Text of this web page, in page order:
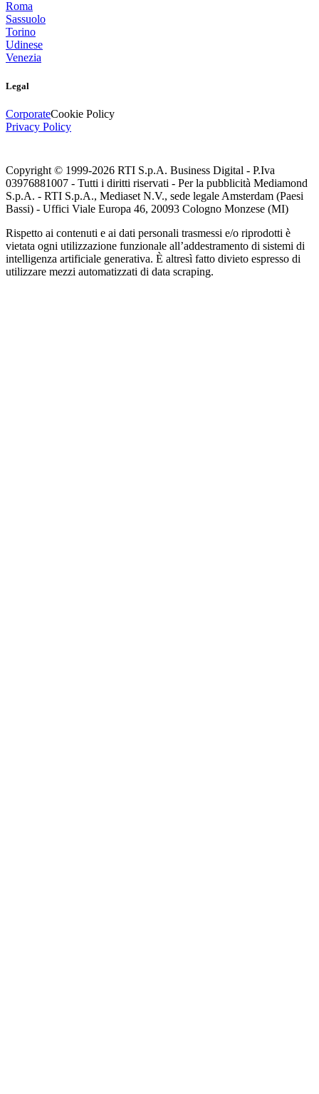
Roma
Sassuolo
Torino
Udinese
Venezia
Legal
CorporateCookie Policy
Privacy Policy
Copyright © 1999-2026 RTI S.p.A. Business Digital - P.Iva
03976881007 - Tutti i diritti riservati - Per la pubblicità Mediamond
S.p.A. - RTI S.p.A., Mediaset N.V., sede legale Amsterdam (Paesi
Bassi) - Uffici Viale Europa 46, 20093 Cologno Monzese (MI)
Rispetto ai contenuti e ai dati personali trasmessi e/o riprodotti è
vietata ogni utilizzazione funzionale all’addestramento di sistemi di
intelligenza artificiale generativa. È altresì fatto divieto espresso di
utilizzare mezzi automatizzati di data scraping.